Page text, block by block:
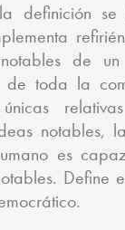
definición se
de
de toda la
notables,
es
Define